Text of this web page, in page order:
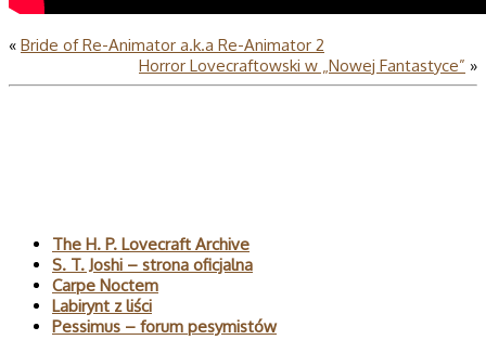
« Bride of Re-Animator a.k.a Re-Animator 2
Horror Lovecraftowski w „Nowej Fantastyce” »
The H. P. Lovecraft Archive
S. T. Joshi – strona oficjalna
Carpe Noctem
Labirynt z liści
Pessimus – forum pesymistów